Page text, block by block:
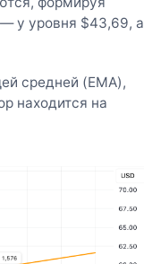
у уровня $43,69, а
средней (EMA),
находится на